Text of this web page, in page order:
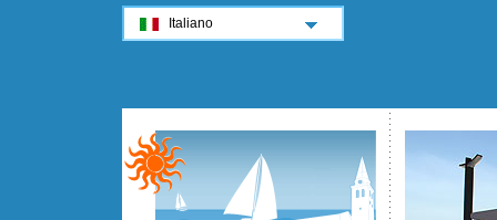
Italiano